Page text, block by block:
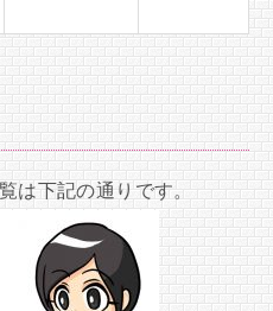
は下記の通りです。